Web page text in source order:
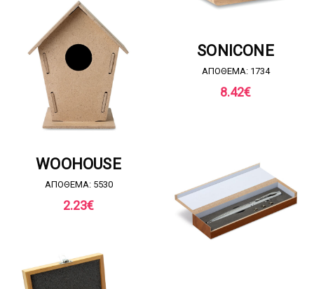
SONICONE
ΑΠΟΘΕΜΑ: 1734
8.42€
WOOHOUSE
ΑΠΟΘΕΜΑ: 5530
2.23€